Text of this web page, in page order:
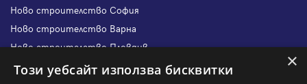
Ново строителство София
Ново строителство Варна
Ново строителство Пловдив
Ново строителство Бургас
×
Този уебсайт използва бисквитки